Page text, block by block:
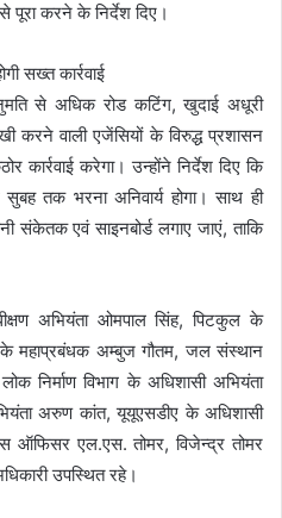
पूरा करने के निर्देश दिए।
सख्त कार्रवाई
से अधिक रोड कटिंग, खुदाई अधूरी
करने वाली एजेंसियों के विरुद्ध प्रशासन
करेगा। उन्होंने निर्देश दिए कि
तक भरना अनिवार्य होगा। साथ ही
संकेतक एवं साइनबोर्ड लगाए जाएं, ताकि
अभियंता ओमपाल सिंह, पिटकुल के
के महाप्रबंधक अम्बुज गौतम, जल संस्थान
निर्माण विभाग के अधिशासी अभियंता
अरुण कांत, यूयूएसडीए के अधिशासी
ऑफिसर एल.एस. तोमर, विजेन्द्र तोमर
उपस्थित रहे।